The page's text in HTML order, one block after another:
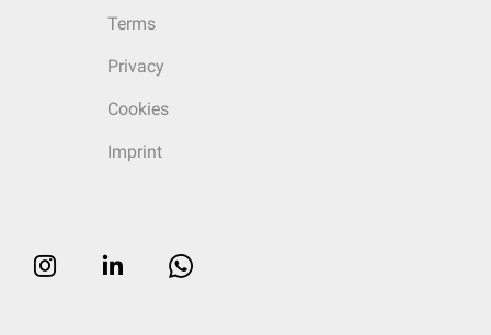
Terms
Privacy
Cookies
Imprint